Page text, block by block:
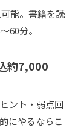
能。書籍を読
60分。
約7,000
ント・弱点回
にやるならこ